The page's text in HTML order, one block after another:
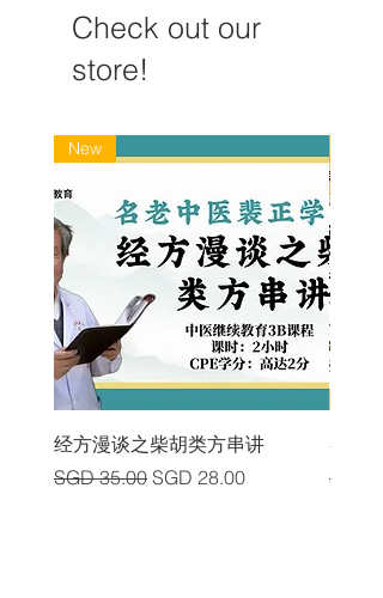
Check out our
store!
New
经方漫谈之柴胡类方串讲
Regular Price
SGD 35.00 Sale Price
SGD 28.00
各类
SGD